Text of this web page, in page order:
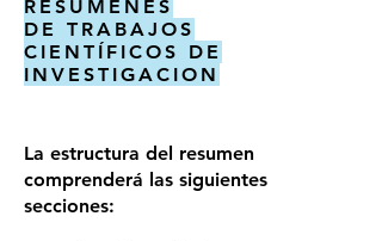
RESÚMENES
DE TRABAJOS
CIENTÍFICOS DE
INVESTIGACION
La estructura del resumen
comprenderá las siguientes
secciones: